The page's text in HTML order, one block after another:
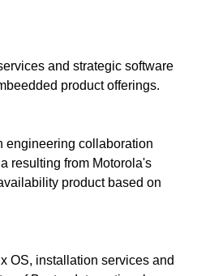
and strategic software
product offerings.
engineering collaboration
resulting from Motorola's
product based on
OS, installation services and